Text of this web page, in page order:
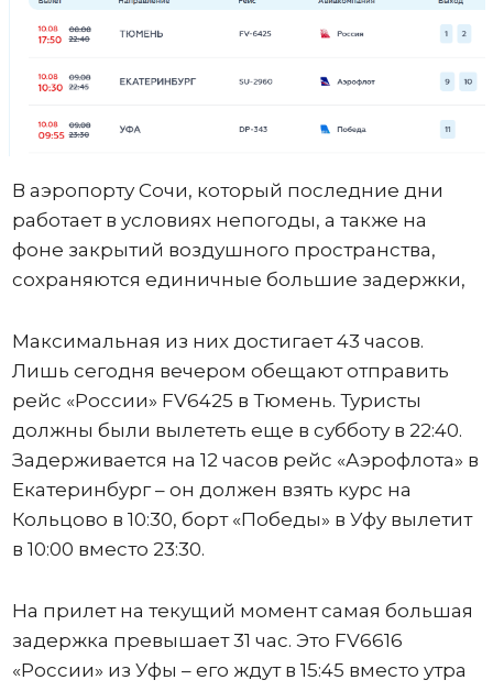
В аэропорту Сочи, который последние дни
работает в условиях непогоды, а также на
фоне закрытий воздушного пространства,
сохраняются единичные большие задержки,
Максимальная из них достигает 43 часов.
Лишь сегодня вечером обещают отправить
рейс «России» FV6425 в Тюмень. Туристы
должны были вылететь еще в субботу в 22:40.
Задерживается на 12 часов рейс «Аэрофлота» в
Екатеринбург – он должен взять курс на
Кольцово в 10:30, борт «Победы» в Уфу вылетит
в 10:00 вместо 23:30.
На прилет на текущий момент самая большая
задержка превышает 31 час. Это FV6616
«России» из Уфы – его ждут в 15:45 вместо утра